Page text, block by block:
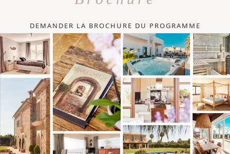
DEMANDER LA BROCHURE DU PROGRAMME